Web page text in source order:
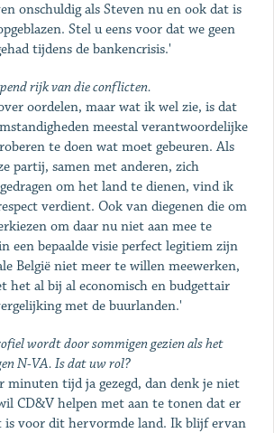
onschuldig als Steven nu en ook dat is
Stel u eens voor dat we geen
tijdens de bankencrisis.'
rijk van die conflicten.
oordelen, maar wat ik wel zie, is dat
meestal verantwoordelijke
te doen wat moet gebeuren. Als
partij, samen met anderen, zich
om het land te dienen, vind ik
verdient. Ook van diegenen die om
om daar nu niet aan mee te
een bepaalde visie perfect legitiem zijn
België niet meer te willen meewerken,
het al bij al economisch en budgettair
met de buurlanden.'
wordt door sommigen gezien als het
N-VA. Is dat uw rol?
minuten tijd ja gezegd, dan denk je niet
CD&V helpen met aan te tonen dat er
is voor dit hervormde land. Ik blijf ervan